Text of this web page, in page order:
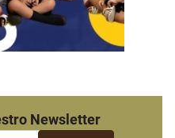
Newsletter